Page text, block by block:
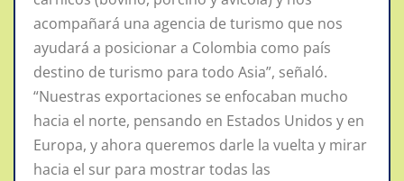
acompañará una agencia de turismo que nos
ayudará a posicionar a Colombia como país
destino de turismo para todo Asia”, señaló.
“Nuestras exportaciones se enfocaban mucho
hacia el norte, pensando en Estados Unidos y en
Europa, y ahora queremos darle la vuelta y mirar
hacia el sur para mostrar todas las